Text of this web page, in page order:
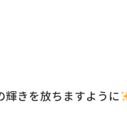
輝きを放ちますように